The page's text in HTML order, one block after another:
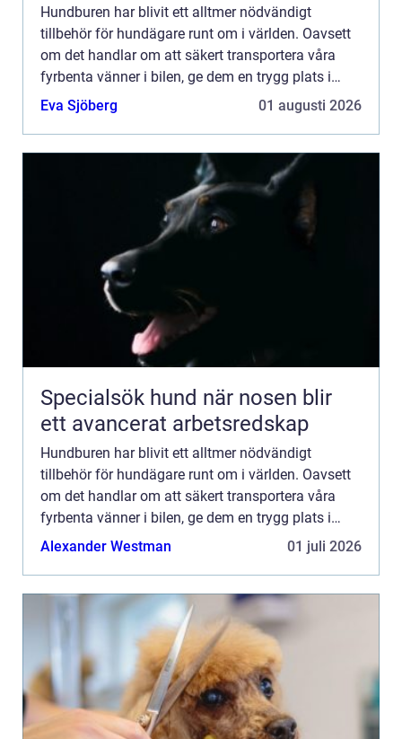
Hundburen har blivit ett alltmer nödvändigt
tillbehör för hundägare runt om i världen. Oavsett
om det handlar om att säkert transportera våra
fyrbenta vänner i bilen, ge dem en trygg plats i
hemmet eller ...
Eva Sjöberg 01 augusti 2026
Specialsök hund när nosen blir
ett avancerat arbetsredskap
Hundburen har blivit ett alltmer nödvändigt
tillbehör för hundägare runt om i världen. Oavsett
om det handlar om att säkert transportera våra
fyrbenta vänner i bilen, ge dem en trygg plats i
hemmet eller ...
Alexander Westman 01 juli 2026